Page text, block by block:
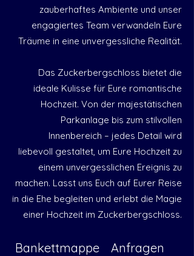
zauberhaftes Ambiente und unser
engagiertes Team verwandeln Eure
Träume in eine unvergessliche Realität.
Das Zuckerbergschloss bietet die
ideale Kulisse für Eure romantische
Hochzeit. Von der majestätischen
Parkanlage bis zum stilvollen
Innenbereich – jedes Detail wird
liebevoll gestaltet, um Eure Hochzeit zu
einem unvergesslichen Ereignis zu
machen. Lasst uns Euch auf Eurer Reise
in die Ehe begleiten und erlebt die Magie
einer Hochzeit im Zuckerbergschloss.
Bankettmappe Anfragen